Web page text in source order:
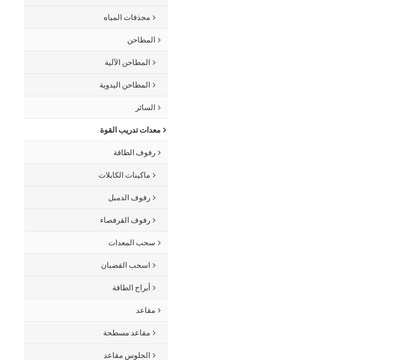
مجذفات المياه
المطاحن
المطاحن الآلية
المطاحن اليدوية
السائر
معدات تدريب القوة
رفوف الطاقة
ماكينات الكابلات
رفوف الدمبل
رفوف القرفصاء
سحب المعدات
اسحب القضبان
أبراج الطاقة
مقاعد
مقاعد مسطحة
الجلوس مقاعد